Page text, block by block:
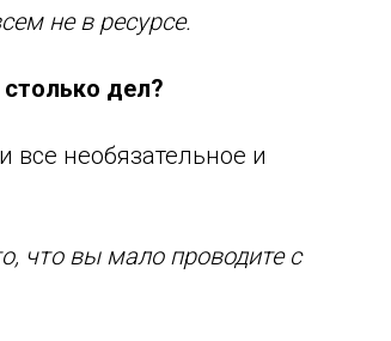
не в ресурсе.
дел?
все необязательное и
что вы мало проводите с